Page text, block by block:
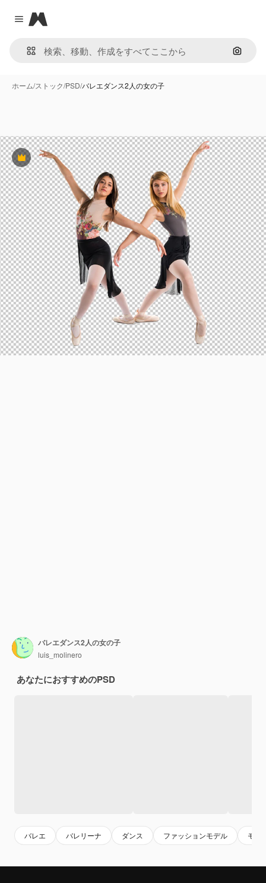
Close menu
Magnific
画像で
ホーム/ストック/PSD/バレエダンス2人の女の子
Premium
バレエダンス2人の女の子
luis_molinero
あなたにおすすめのPSD
バレエ バレリーナ ダンス ファッションモデル モデ